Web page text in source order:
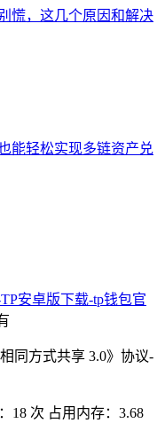
慌，这几个原因和解决
能轻松实现多链资产兑
安卓版下载-tp钱包官
同方式共享 3.0》协议-
18 次 占用内存：3.68